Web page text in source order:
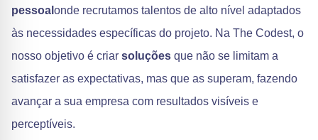
pessoal onde recrutamos talentos de alto nível adaptados
às necessidades específicas do projeto. Na The Codest, o
nosso objetivo é criar soluções que não se limitam a
satisfazer as expectativas, mas que as superam, fazendo
avançar a sua empresa com resultados visíveis e
perceptíveis.